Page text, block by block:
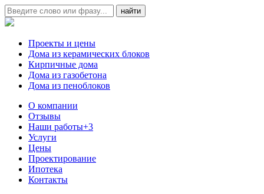
Проекты и цены
Дома из керамических блоков
Кирпичные дома
Дома из газобетона
Дома из пеноблоков
О компании
Отзывы
Наши работы+3
Услуги
Цены
Проектирование
Ипотека
Контакты